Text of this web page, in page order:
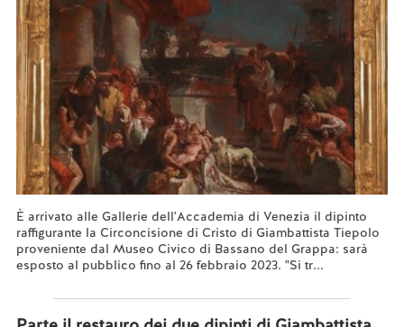
È arrivato alle Gallerie dell'Accademia di Venezia il dipinto
raffigurante la Circoncisione di Cristo di Giambattista Tiepolo
proveniente dal Museo Civico di Bassano del Grappa: sarà
esposto al pubblico fino al 26 febbraio 2023. "Si tr...